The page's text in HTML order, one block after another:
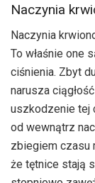
Naczynia
Naczynia
To właśnie one
ciśnienia. Zbyt
narusza
uszkodzenie tej
od wewnątrz
zbiegiem czasu
że tętnice stają